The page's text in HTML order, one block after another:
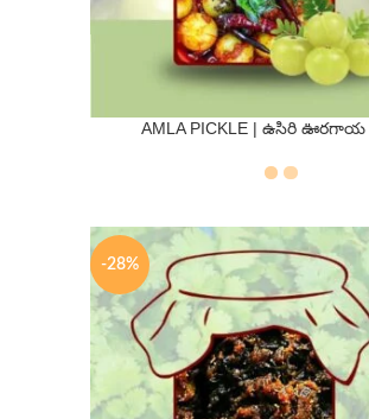
QTY
AMLA PICKLE | ఉసిరి ఊరగాయ
-28%